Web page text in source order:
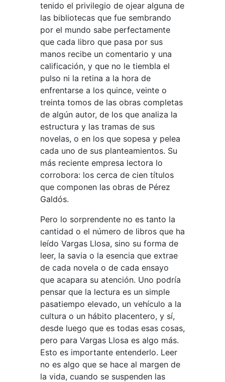
tenido el privilegio de ojear alguna de
las bibliotecas que fue sembrando
por el mundo sabe perfectamente
que cada libro que pasa por sus
manos recibe un comentario y una
calificación, y que no le tiembla el
pulso ni la retina a la hora de
enfrentarse a los quince, veinte o
treinta tomos de las obras completas
de algún autor, de los que analiza la
estructura y las tramas de sus
novelas, o en los que sopesa y pelea
cada uno de sus planteamientos. Su
más reciente empresa lectora lo
corrobora: los cerca de cien títulos
que componen las obras de Pérez
Galdós.
Pero lo sorprendente no es tanto la
cantidad o el número de libros que ha
leído Vargas Llosa, sino su forma de
leer, la savia o la esencia que extrae
de cada novela o de cada ensayo
que acapara su atención. Uno podría
pensar que la lectura es un simple
pasatiempo elevado, un vehículo a la
cultura o un hábito placentero, y sí,
desde luego que es todas esas cosas,
pero para Vargas Llosa es algo más.
Esto es importante entenderlo. Leer
no es algo que se hace al margen de
la vida, cuando se suspenden las